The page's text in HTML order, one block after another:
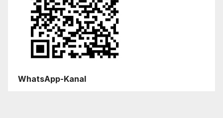
WhatsApp-Kanal